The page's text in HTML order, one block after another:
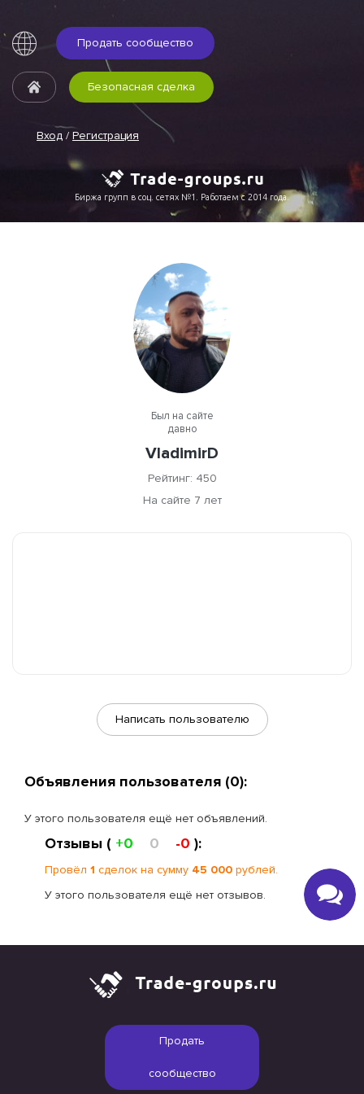
Продать сообщество
Вход / Регистрация
Безопасная сделка
Биржа групп в соц. сетях №1. Работаем с 2014 года.
Был на сайте
давно
VladimirD
Рейтинг: 450
На сайте 7 лет
Написать пользователю
Объявления пользователя (0):
У этого пользователя ещё нет объявлений.
Отзывы ( +0 0 -0 ):
Провёл 1 сделок на сумму 45 000 рублей.
У этого пользователя ещё нет отзывов.
Продать
сообщество